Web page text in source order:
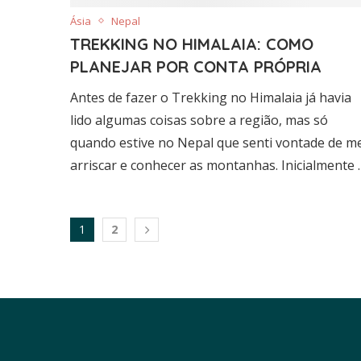
Ásia Nepal
TREKKING NO HIMALAIA: COMO
PLANEJAR POR CONTA PRÓPRIA
Antes de fazer o Trekking no Himalaia já havia
lido algumas coisas sobre a região, mas só
quando estive no Nepal que senti vontade de
arriscar e conhecer as montanhas. Inicialmente
1 2